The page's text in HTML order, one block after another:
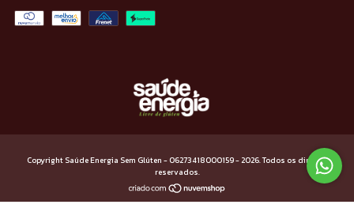
Copyright Saúde Energia Sem Glúten - 06273418000159 - 2026. Todos os direitos
reservados.